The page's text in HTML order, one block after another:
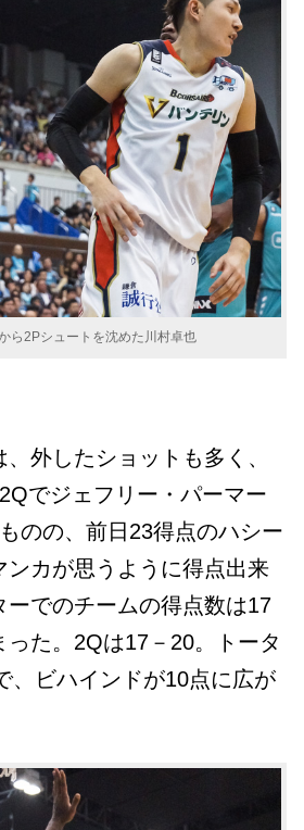
ら2Pシュートを沈めた川村卓也
外したショットも多く、
でジェフリー・パーマー
のの、前日23得点のハシー
ンカが思うように得点出来
ーでのチームの得点数は17
った。2Qは17－20。トータ
、ビハインドが10点に広が